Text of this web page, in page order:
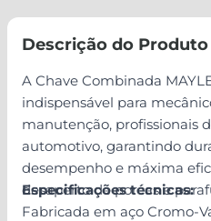
Descrição do Produto
A Chave Combinada
indispensável para
manutenção, profissionais
automotivo, garantindo
desempenho e máxima
desaperto de porcas e
Fabricada em aço Cromo-
Especificações técnicas: